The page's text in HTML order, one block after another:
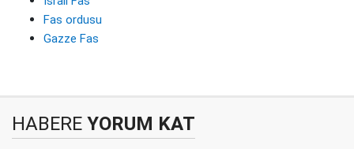
Fas ordusu
Gazze Fas
HABERE YORUM KAT